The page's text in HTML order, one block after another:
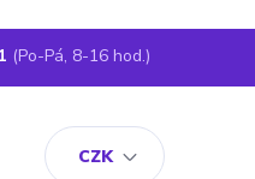
CZK
(Po-Pá, 8-16 hod.)